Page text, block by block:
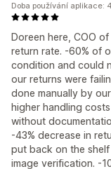
Doreen here, COO
return rate. -60% of
condition and could
our returns were
done manually by
higher handling
without
-43% decrease in
put back on the
image verification. -
Doba používání aplikace: